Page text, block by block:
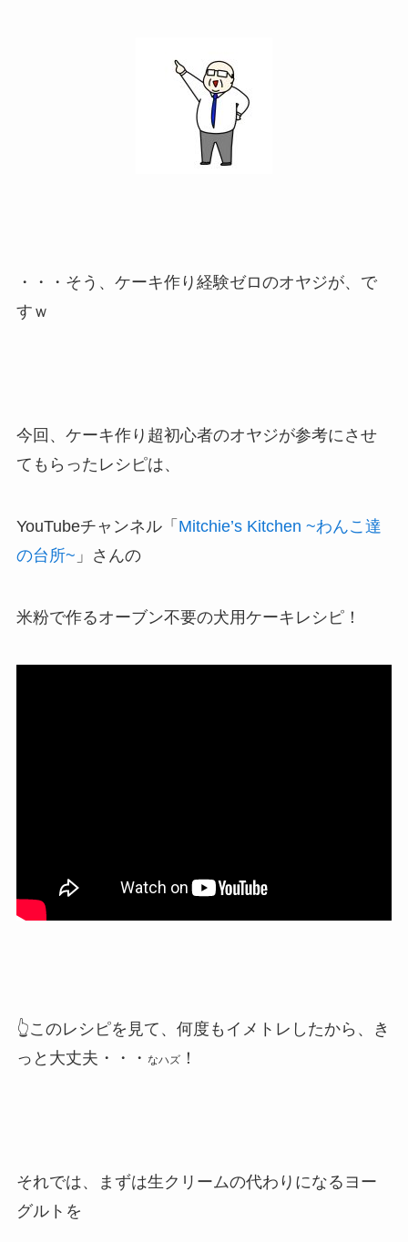
・・・そう、ケーキ作り経験ゼロのオヤジが、で
すｗ
今回、ケーキ作り超初心者のオヤジが参考にさせ
てもらったレシピは、
YouTubeチャンネル「 Mitchie’s Kitchen ~わんこ達
の台所~ 」さんの
米粉で作るオーブン不要の犬用ケーキレシピ！
👆️このレシピを見て、何度もイメトレしたから、き
っと大丈夫・・・ なハズ！
それでは、まずは生クリームの代わりになるヨー
グルトを